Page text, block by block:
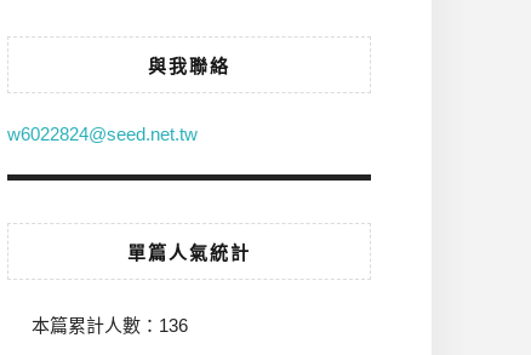
與我聯絡
w6022824@seed.net.tw
單篇人氣統計
本篇累計人數： 136